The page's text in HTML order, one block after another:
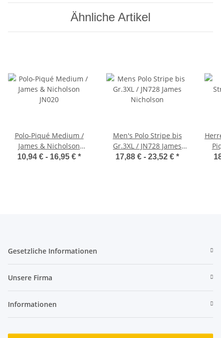
Ähnliche Artikel
Polo-Piqué Medium /
James & Nicholson
JN020
10,94 € - 16,95 € *
Men's Polo Stripe bis
Gr.3XL / JN728 James
Nicholson
17,88 € - 23,52 € *
Gesetzliche Informationen
Unsere Firma
Informationen